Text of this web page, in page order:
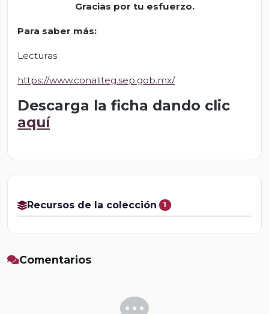
Gracias por tu esfuerzo.
Para saber más:
Lecturas
https://www.conaliteg.sep.gob.mx/
Descarga la ficha dando clic
aquí
Recursos de la colección 1
Comentarios